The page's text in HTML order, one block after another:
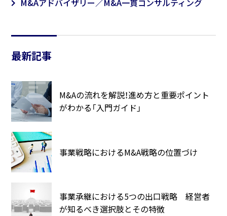
M&Aアドバイザリー／M&A一貫コンサルティング
最新記事
M&Aの流れを解説！進め方と重要ポイント
がわかる「入門ガイド」
事業戦略におけるM&A戦略の位置づけ
事業承継における5つの出口戦略 経営者
が知るべき選択肢とその特徴